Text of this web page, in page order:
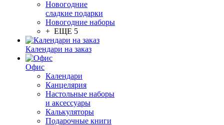
Новогодние
сладкие подарки
Новогодние наборы
+ ЕЩЕ 5
Календари на заказ
Офис
Календари
Канцелярия
Настольные наборы
и аксессуары
Калькуляторы
Подарочные книги